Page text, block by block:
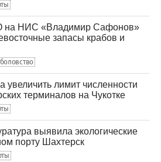
на НИС «Владимир Сафонов»
запасы крабов и
лимит численности
терминалов на Чукотке
выявила экологические
порту Шахтерск